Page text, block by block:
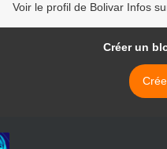
Voir le profil de Bolivar Infos
Créer un